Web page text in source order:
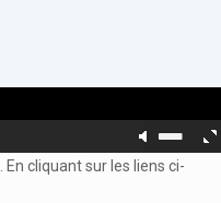
cliquant sur les liens ci-